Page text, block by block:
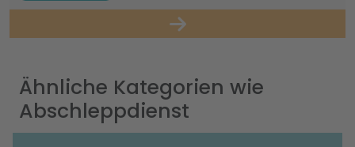
Ähnliche Kategorien wie
Abschleppdienst